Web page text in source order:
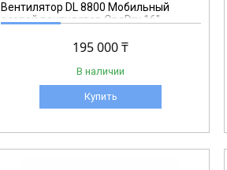
Вентилятор DL 8800 Мобильный
осевой вентилятор OneDry 16"
195 000 ₸
В наличии
Купить